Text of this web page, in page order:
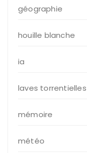
géographie
houille blanche
ia
laves torrentielles
mémoire
météo